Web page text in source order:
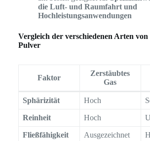
die Luft- und Raumfahrt und
Hochleistungsanwendungen
Vergleich der verschiedenen Arten
Pulver
Faktor
Zerstäubtes
Gas
Sphärizität Hoch
Reinheit Hoch
Fließfähigkeit Ausgezeichnet